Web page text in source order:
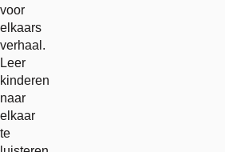
voor
elkaars
verhaal.
Leer
kinderen
naar
elkaar
te